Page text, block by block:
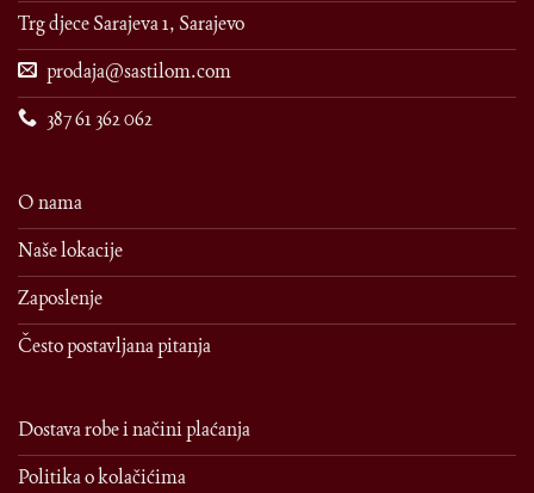
Trg djece Sarajeva 1, Sarajevo
prodaja@sastilom.com
387 61 362 062
O nama
Naše lokacije
Zaposlenje
Često postavljana pitanja
Dostava robe i načini plaćanja
Politika o kolačićima